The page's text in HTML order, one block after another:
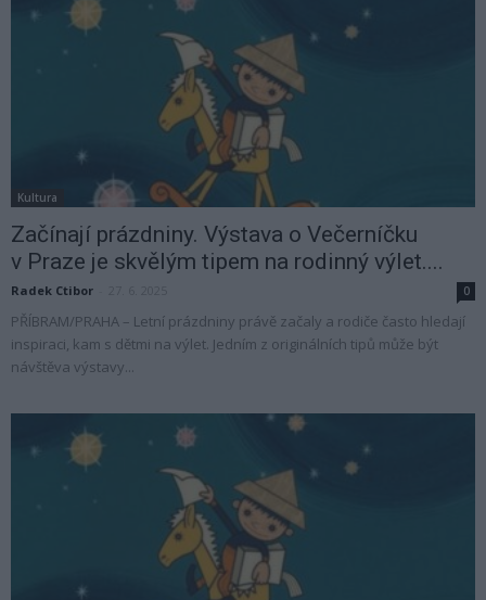
Kultura
Začínají prázdniny. Výstava o Večerníčku
v Praze je skvělým tipem na rodinný výlet....
Radek Ctibor 0
PŘÍBRAM/PRAHA – Letní prázdniny právě začaly a rodiče často hledají
inspiraci, kam s dětmi na výlet. Jedním z originálních tipů může být
návštěva výstavy...